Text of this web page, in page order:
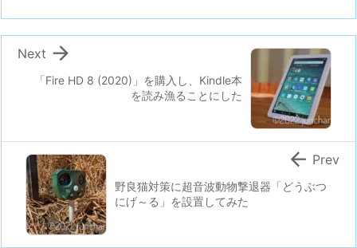
「Fire HD 8 (2020)」を購入し、Kindle本
を読み漁ることにした

Next
野良猫対策に超音波動物撃退器「どうぶつ
にげ～る」を設置してみた
 Prev